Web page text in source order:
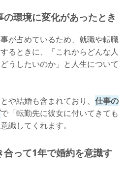
環境に変化があったとき
が占めているため、就職や転職
るときに、「これからどんな人
うしたいのか」と人生について
や結婚も含まれており、 仕事の
で「転勤先に彼女に付いてきても
識してくれます。
って1年で婚約を意識す